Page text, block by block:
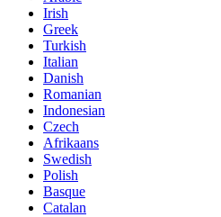
Irish
Greek
Turkish
Italian
Danish
Romanian
Indonesian
Czech
Afrikaans
Swedish
Polish
Basque
Catalan